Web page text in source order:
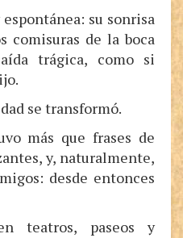
su sonrisa
comisuras de la boca
trágica, como si
se transformó.
más que frases de
y, naturalmente,
desde entonces
teatros, paseos y